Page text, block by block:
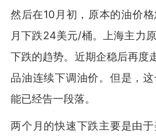
然后在10月初，原本的油价
月下跌24美元/桶。上海主力
下跌的趋势。近期企稳后再度
品油连续下调油价。但是，
能已经告一段落。
两个月的快速下跌主要是由